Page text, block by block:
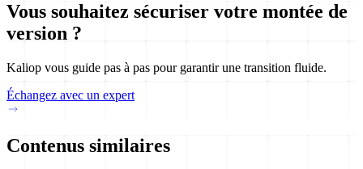
Vous souhaitez sécuriser votre montée de
version ?
Kaliop vous guide pas à pas pour garantir une transition fluide.
Échangez avec un expert
Contenus similaires